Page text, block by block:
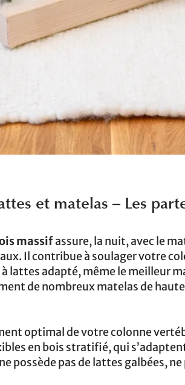
et matelas – Les
massifassure, la nuit, avec le
Il contribue à soulager votre
lattes adapté, même le meilleur
de nombreux matelas de
optimal de votre colonne
en bois stratifié, qui
possède pas de lattes galbées,